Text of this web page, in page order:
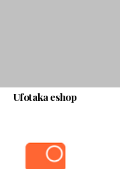
Ufotaka eshop